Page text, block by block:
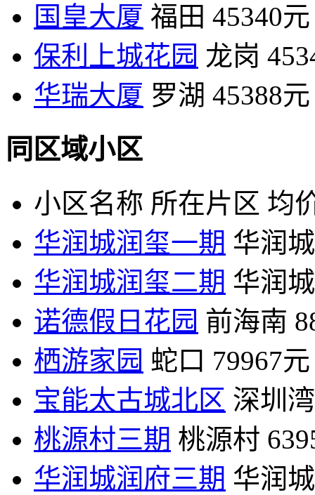
国皇大厦 福田 45340元
保利上城花园 龙岗
华瑞大厦 罗湖 45388元
同区域小区
小区名称 所在片区 均
华润城润玺一期 华润城
华润城润玺二期 华润城
诺德假日花园 前海南
栖游家园 蛇口 79967元
宝能太古城北区 深圳湾
桃源村三期 桃源村
华润城润府三期 华润城